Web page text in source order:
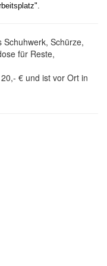
Schuhwerk, Schürze,
für Reste,
€ und ist vor Ort in